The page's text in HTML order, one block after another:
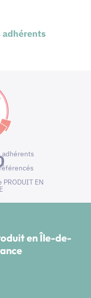
adhérents
adhérents
EN
en Île-de-